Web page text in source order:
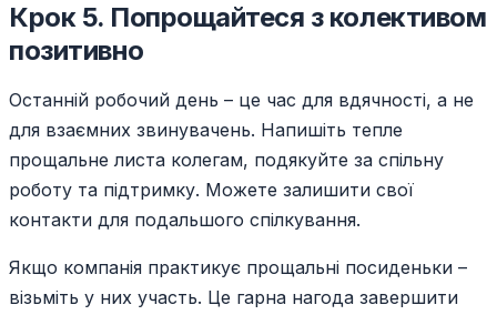
Крок 5. Попрощайтеся з колективом
позитивно
Останній робочий день – це час для вдячності, а не
для взаємних звинувачень. Напишіть тепле
прощальне листа колегам, подякуйте за спільну
роботу та підтримку. Можете залишити свої
контакти для подальшого спілкування.
Якщо компанія практикує прощальні посиденьки –
візьміть у них участь. Це гарна нагода завершити